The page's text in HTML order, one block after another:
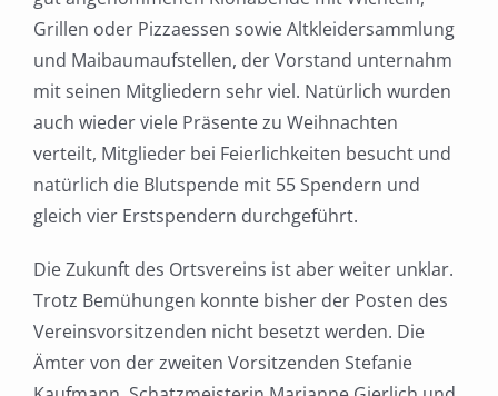
Grillen oder Pizzaessen sowie Altkleidersammlung
und Maibaumaufstellen, der Vorstand unternahm
mit seinen Mitgliedern sehr viel. Natürlich wurden
auch wieder viele Präsente zu Weihnachten
verteilt, Mitglieder bei Feierlichkeiten besucht und
natürlich die Blutspende mit 55 Spendern und
gleich vier Erstspendern durchgeführt.
Die Zukunft des Ortsvereins ist aber weiter unklar.
Trotz Bemühungen konnte bisher der Posten des
Vereinsvorsitzenden nicht besetzt werden. Die
Ämter von der zweiten Vorsitzenden Stefanie